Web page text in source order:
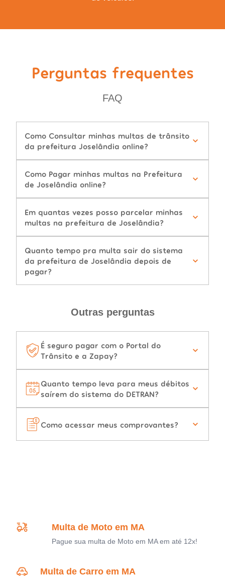
Perguntas frequentes
FAQ
Como Consultar minhas multas de trânsito
da prefeitura Joselândia online?
Como Pagar minhas multas na Prefeitura
de Joselândia online?
Em quantas vezes posso parcelar minhas
multas na prefeitura de Joselândia?
Quanto tempo pra multa sair do sistema
da prefeitura de Joselândia depois de
pagar?
Outras perguntas
É seguro pagar com o Portal do
Trânsito e a Zapay?
Quanto tempo leva para meus débitos
saírem do sistema do DETRAN?
Como acessar meus comprovantes?
Multa de Moto em MA
Pague sua multa de Moto em MA em até 12x!
Multa de Carro em MA